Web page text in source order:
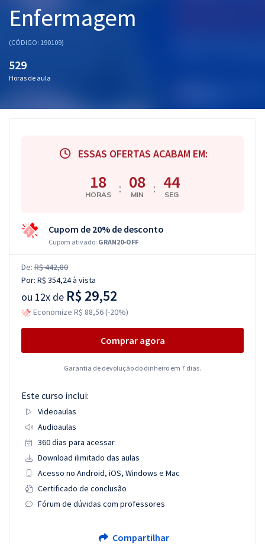
Mentorias
Questões grátis
Conteúdo gratuito
Aprovados
Enfermagem
(CÓDIGO: 190109)
529
Horas de aula
ESSAS OFERTAS ACABAM EM:
18
HORAS : 08
MIN : 43
SEG
Cupom de 20% de desconto
Cupom ativado: GRAN20-OFF
De: R$ 442,80
Por: R$ 354,24à vista
ou 12x de R$ 29,52
Economize R$ 88,56 (-20%)
Comprar agora
Garantia de devolução do dinheiro em 7 dias.
Este curso inclui:
Videoaulas
Audioaulas
360 dias para acessar
Download ilimitado das aulas
Acesso no Android, iOS, Windows e Mac
Certificado de conclusão
Fórum de dúvidas com professores
Compartilhar